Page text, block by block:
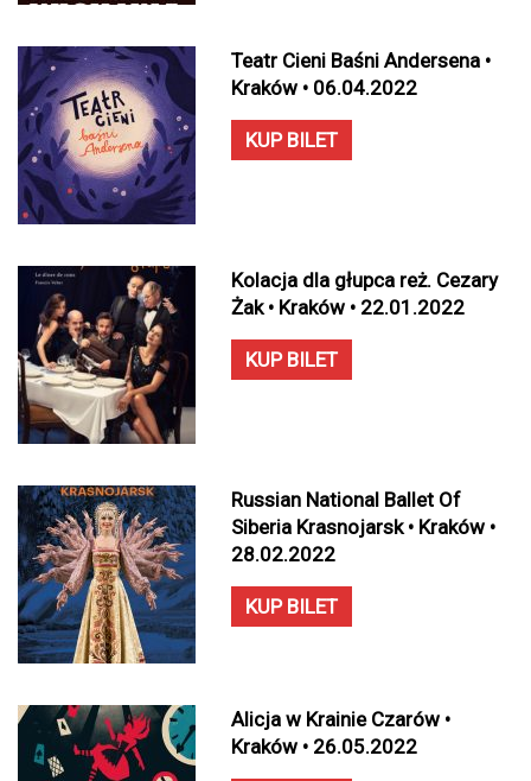
Teatr Cieni Baśni Andersena •
Kraków • 06.04.2022
KUP BILET
Kolacja dla głupca reż. Cezary
Żak • Kraków • 22.01.2022
KUP BILET
Russian National Ballet Of
Siberia Krasnojarsk • Kraków •
28.02.2022
KUP BILET
Alicja w Krainie Czarów •
Kraków • 26.05.2022